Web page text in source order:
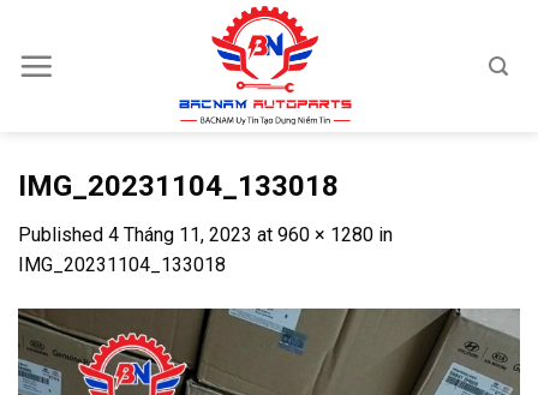
content
IMG_20231104_133018
Published 4 Tháng 11, 2023 at 960 × 1280 in
IMG_20231104_133018